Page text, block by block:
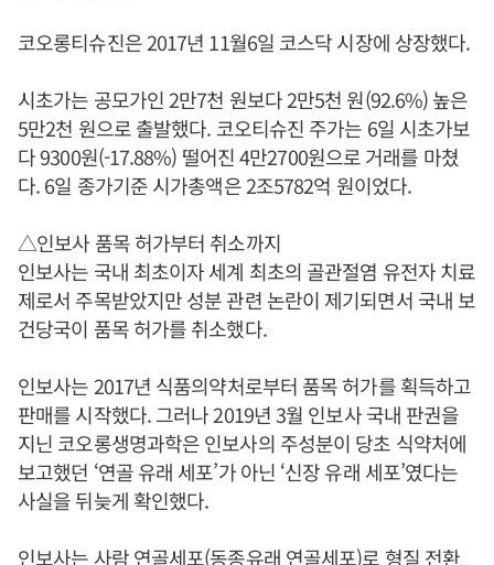
코오롱티슈진은 2017년 11월6일 코스닥 시장에 상장했다.
시초가는 공모가인 2만7천 원보다 2만5천 원(92.6%) 높은
5만2천 원으로 출발했다. 코오티슈진 주가는 6일 시초가보
다 9300원(-17.88%) 떨어진 4만2700원으로 거래를 마쳤
다. 6일 종가기준 시가총액은 2조5782억 원이었다.
△인보사 품목 허가부터 취소까지
인보사는 국내 최초이자 세계 최초의 골관절염 유전자 치료
제로서 주목받았지만 성분 관련 논란이 제기되면서 국내 보
건당국이 품목 허가를 취소했다.
인보사는 2017년 식품의약처로부터 품목 허가를 획득하고
판매를 시작했다. 그러나 2019년 3월 인보사 국내 판권을
지닌 코오롱생명과학은 인보사의 주성분이 당초 식약처에
보고했던 ‘연골 유래 세포’가 아닌 ‘신장 유래 세포’였다는
사실을 뒤늦게 확인했다.
인보사는 사람 연골세포(동종유래 연골세포)로 형질 전환